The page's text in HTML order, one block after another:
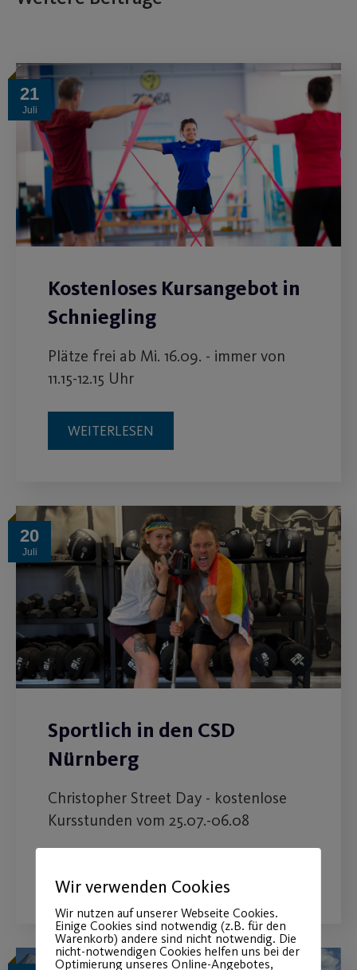
21
Juli
Kostenloses Kursangebot in
Schniegling
Plätze frei ab Mi. 16.09. - immer von
11.15-12.15 Uhr
WEITERLESEN
20
Juli
Sportlich in den CSD
Nürnberg
Christopher Street Day - kostenlose
Kursstunden vom 25.07.-06.08
Wir verwenden Cookies
Wir nutzen auf unserer Webseite Cookies.
Einige Cookies sind notwendig (z.B. für den
Warenkorb) andere sind nicht notwendig. Die
nicht-notwendigen Cookies helfen uns bei der
Optimierung unseres Online-Angebotes,